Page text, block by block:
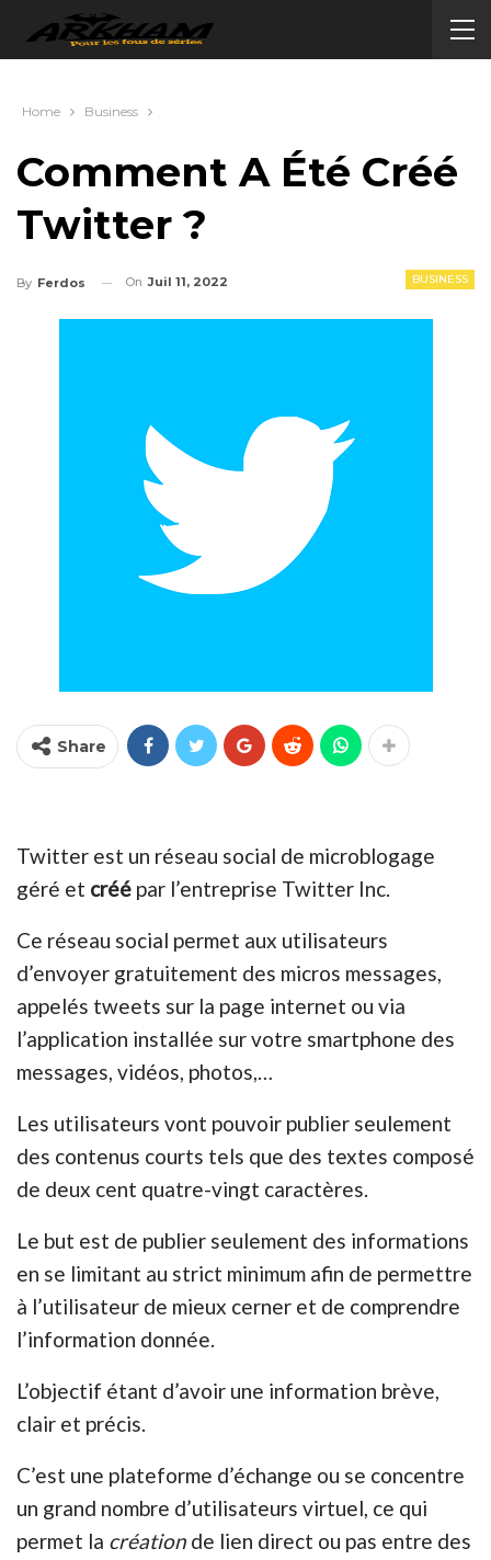
Home Business
Comment A Été Créé
Twitter ?
BUSINESS
By Ferdos On Juil 11, 2022
Share
Twitter est un réseau social de microblogage
géré et créé par l’entreprise Twitter Inc.
Ce réseau social permet aux utilisateurs
d’envoyer gratuitement des micros messages,
appelés tweets sur la page internet ou via
l’application installée sur votre smartphone des
messages, vidéos, photos,…
Les utilisateurs vont pouvoir publier seulement
des contenus courts tels que des textes composé
de deux cent quatre-vingt caractères.
Le but est de publier seulement des informations
en se limitant au strict minimum afin de permettre
à l’utilisateur de mieux cerner et de comprendre
l’information donnée.
L’objectif étant d’avoir une information brève,
clair et précis.
C’est une plateforme d’échange ou se concentre
un grand nombre d’utilisateurs virtuel, ce qui
permet la création de lien direct ou pas entre des